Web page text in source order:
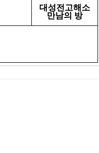
대성전고해소
만남의 방